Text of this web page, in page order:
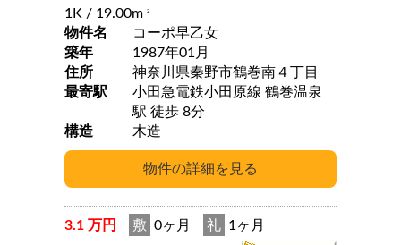
1K / 19.00m 2
物件名
コーポ早乙女
築年
1987年01月
住所
神奈川県秦野市鶴巻南４丁目
最寄駅
小田急電鉄小田原線 鶴巻温泉
駅 徒歩 8分
構造
木造
3.1 万円 敷 0ヶ月 礼 1ヶ月